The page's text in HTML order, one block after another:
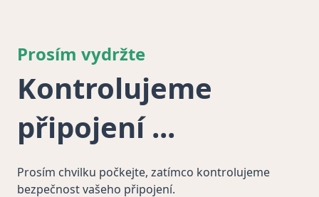
Prosím vydržte
Kontrolujeme
připojení
Prosím chvilku počkejte, zatímco kontrolujeme
bezpečnost vašeho připojení.